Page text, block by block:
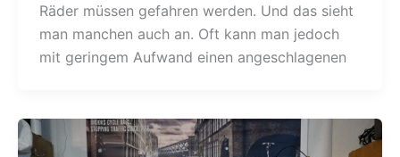
Räder müssen gefahren werden. Und das sieht
man manchen auch an. Oft kann man jedoch
mit geringem Aufwand einen angeschlagenen